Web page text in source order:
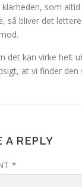
som
så bliver det
det kan virke helt
at vi finder den
A REPLY
*